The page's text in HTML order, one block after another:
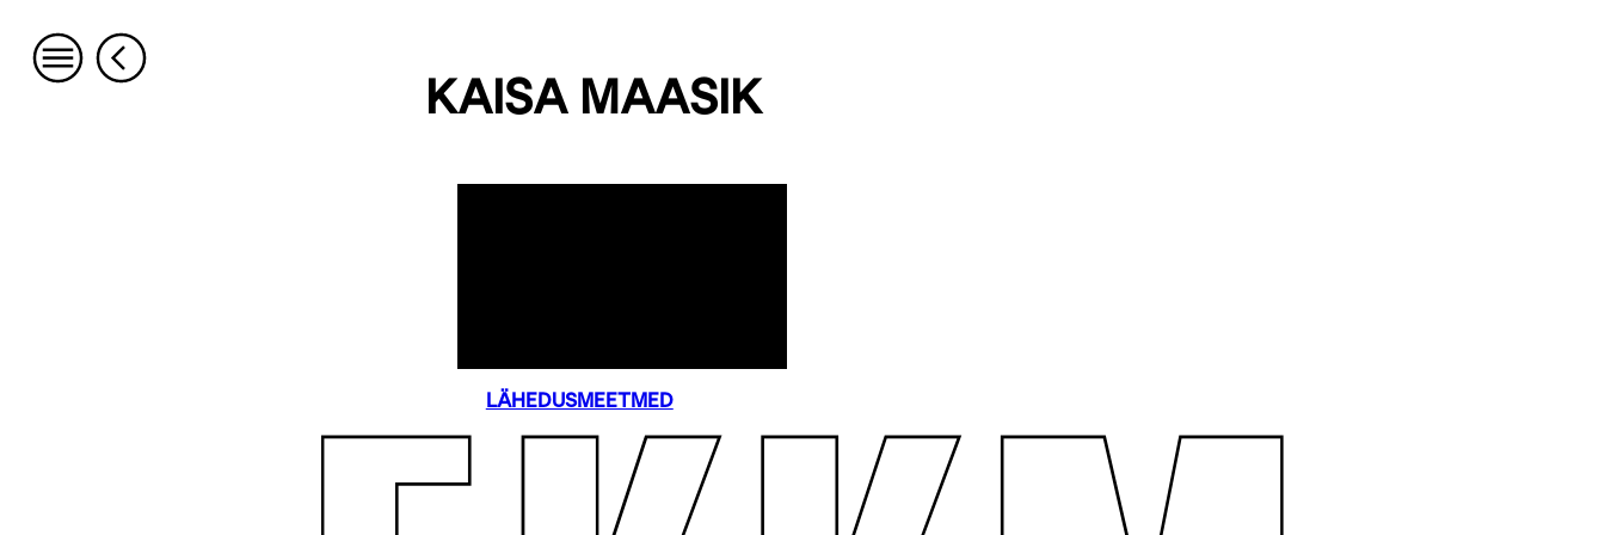
KAISA MAASIK
LÄHEDUSMEETMED